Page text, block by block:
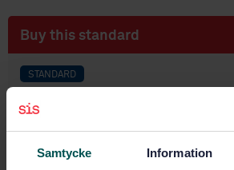
Samtycke Information
Buy this standard
STANDARD
· SS-EN ISO
Geometrical product specifications
non-contact (confocal microscopy)